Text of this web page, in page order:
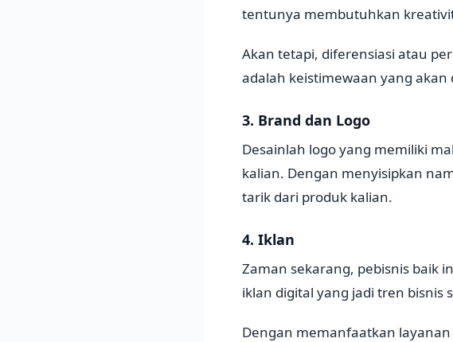
tentunya membutuhkan
Akan tetapi, diferensiasi atau
adalah keistimewaan yang
3. Brand dan Logo
Desainlah logo yang memiliki
kalian. Dengan menyisipkan
tarik dari produk kalian.
4. Iklan
Zaman sekarang, pebisnis baik
iklan digital yang jadi tren bisnis
Dengan memanfaatkan